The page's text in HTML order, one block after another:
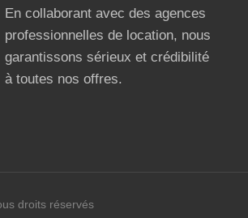
En collaborant avec des agences
professionnelles de location, nous
garantissons sérieux et crédibilité
à toutes nos offres.
droits réservés